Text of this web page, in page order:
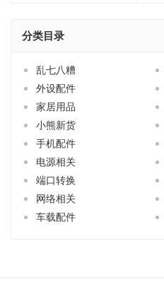
分类目录
乱七八糟
外设配件
家居用品
小熊新货
手机配件
电源相关
端口转换
网络相关
车载配件